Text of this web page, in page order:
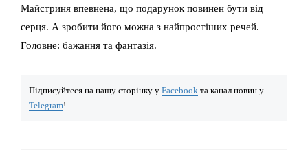
Майстриня впевнена, що подарунок повинен бути від
серця. А зробити його можна з найпростіших речей.
Головне: бажання та фантазія.
Підписуйтеся на нашу сторінку у Facebook та канал новин у
Telegram!